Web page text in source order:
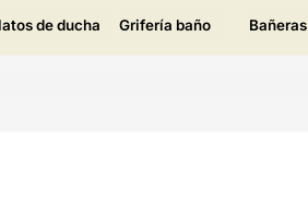
de ducha Grifería baño Bañeras